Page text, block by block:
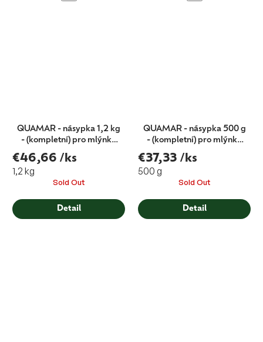
QUAMAR - násypka 1,2 kg
- (kompletní) pro mlýnky
M80E,
€46,66 /ks
1,2 kg
Sold Out
Detail
QUAMAR - násypka 500 g
- (kompletní) pro mlýnky
M80E,
€37,33 /ks
500 g
Sold Out
Detail